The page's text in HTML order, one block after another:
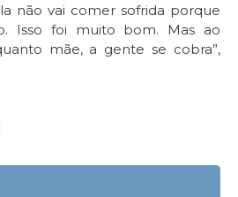
não vai comer sofrida porque
Isso foi muito bom. Mas ao
mãe, a gente se cobra”,